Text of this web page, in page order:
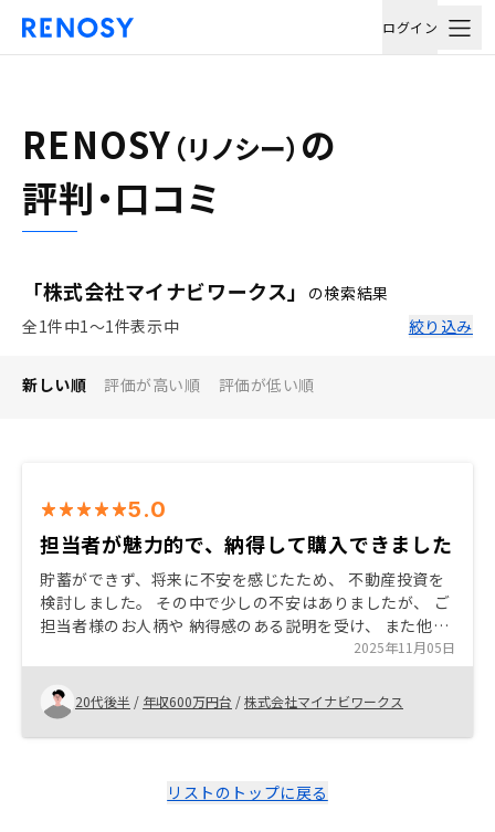
ログイン
RENOSY （リノシー） の
評判・口コミ
「株式会社マイナビワークス」
の検索結果
全1件中1〜1件表示中
絞り込み
新しい順 評価が高い順 評価が低い順
5.0
担当者が魅力的で、納得して購入できました
貯蓄ができず、将来に不安を感じたため、 不動産投資を
検討しました。 その中で少しの不安はありましたが、 ご
担当者様のお人柄や 納得感のある説明を受け、 また他社
との違いを理解できるよう、 お話しいただいたことで、
即決することができました。
2025年11月05日
20代後半 / 年収600万円台 /株式会社マイナビワークス
リストのトップに戻る